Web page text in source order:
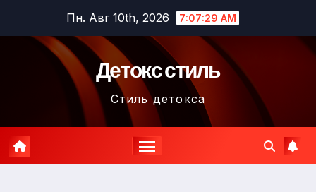
содержимому
Пн. Авг 10th, 2026 7:07:30 AM
Детокс стиль
Стиль детокса